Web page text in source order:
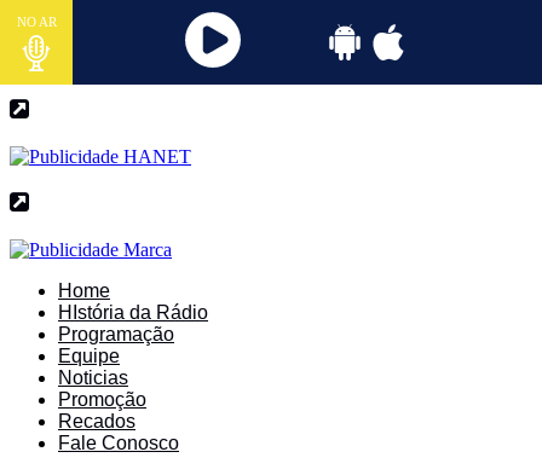
NO AR
Home
HIstória da Rádio
Programação
Equipe
Noticias
Promoção
Recados
Fale Conosco